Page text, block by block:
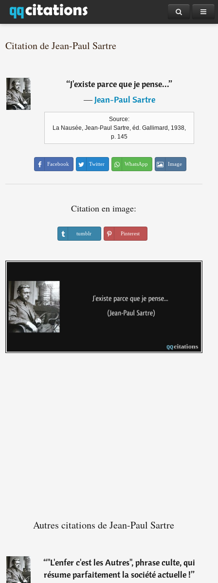
Citation de Jean-Paul Sartre
“J'existe parce que je pense...”
―Jean-Paul Sartre
Source:
La Nausée, Jean-Paul Sartre, éd. Gallimard, 1938,
p. 145
Facebook Twitter WhatsApp Image
Citation en image:
tumblr Pinterest
Autres citations de Jean-Paul Sartre
“"L'enfer c'est les Autres", phrase culte, qui
résume parfaitement la société actuelle !”